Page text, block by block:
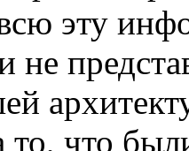
эту
не
то, что